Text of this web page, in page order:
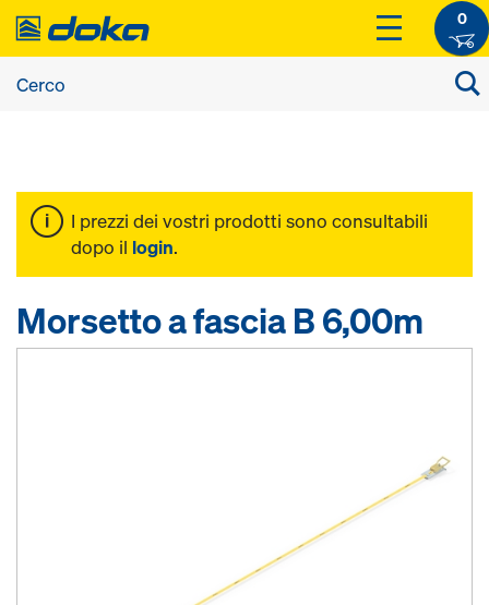
0
I prezzi dei vostri prodotti sono consultabili
dopo il login.
Morsetto a fascia B 6,00m